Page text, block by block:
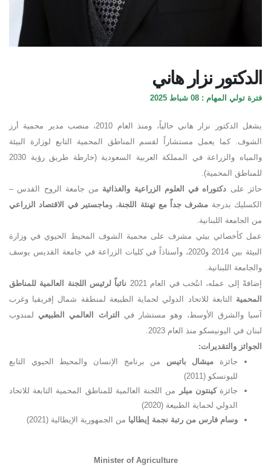
الدكتور نزار هاني
فترة تولي المهام : 08 شباط 2025
يشغل الدكتور نزار هاني حالياً، ومنذ العام 2010، منصب مدير محمية أرز
الشوف. كما يعمل مستشاراً لقسم المناطق المحمية التابع لوزارة البيئة
والمياه والزراعة في المملكة العربية السعودية (خارطة طريق رؤية 2030
للمناطق المحمية).
حائز على دكتوراه في العلوم الزراعية والغذائية من جامعة الروح القدس –
الكسليك بدرجة مشرف جداً مع تهنئة اللجنة، وماجستير في الاقتصاد الزراعي
من الجامعة اللبنانية.
عمل كأخصائي بيئي مشرف على محمية الشوف المحيط الحيوي في وزارة
البيئة بين 2014 و2020، وأستاذاً في كليات الزراعة في جامعة القديس يوسف
والجامعة اللبنانية.
إضافةً إلى عمله، انتُخب في العام 2021
نائباً لرئيس اللجنة العالمية للمناطق
المحمية التابعة للاتحاد الدولي لحماية الطبيعة لمنطقة شمال إفريقيا وغرب
آسيا والشرق الأوسط، وهو مستشار في
التراث العالمي الطبيعي لمندوب
لبنان في اليونيسكو منذ العام 2023
.
الجوائز والتقديرات:
جائزة ميشال باتيس من برنامج الإنسان والمحيط الحيوي التابع
لليونسكو (2011)
جائزةكينتون ميلر
من اللجنة العالمية للمناطق المحمية التابعة للاتحاد
الدولي لحماية الطبيعة (2020)
وسام فارس من رتبة نجمة إيطاليا من الجمهورية الإيطالية (2021)
Minister of Agriculture